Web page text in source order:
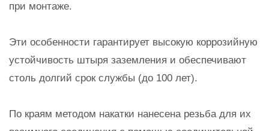
при монтаже.
Эти особенности гарантирует высокую коррозийную
устойчивость штыря заземления и обеспечивают
столь долгий срок службы (до 100 лет).
По краям методом накатки нанесена резьба для их